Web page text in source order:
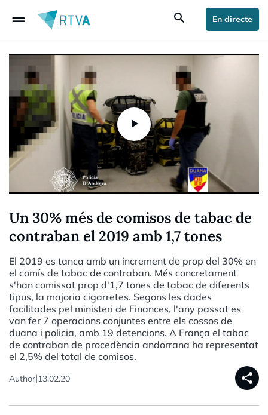
drag_handle search En directe
Un 30% més de comisos de tabac de
contraban el 2019 amb 1,7 tones
El 2019 es tanca amb un increment de prop del 30% en
el comís de tabac de contraban. Més concretament
s'han comissat prop d'1,7 tones de tabac de diferents
tipus, la majoria cigarretes. Segons les dades
facilitades pel ministeri de Finances, l'any passat es
van fer 7 operacions conjuntes entre els cossos de
duana i policia, amb 19 detencions. A França el tabac
de contraban de procedència andorrana ha representat
el 2,5% del total de comisos.
Author|13.02.20 share